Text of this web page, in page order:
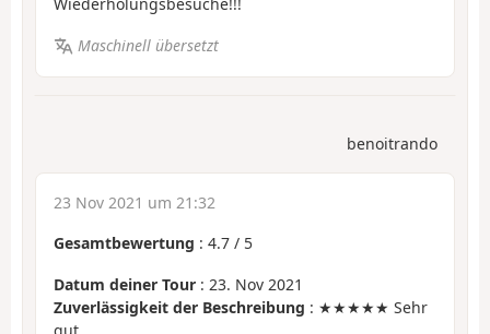
Maschinell übersetzt
benoitrando
23 Nov 2021 um 21:32
Gesamtbewertung : 4.7 / 5
Datum deiner Tour : 23. Nov 2021
Zuverlässigkeit der Beschreibung : ★★★★★ Sehr